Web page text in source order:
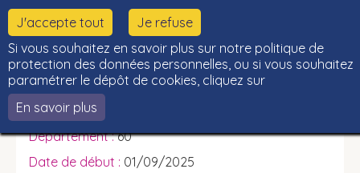
J'accepte tout
Je refuse
Si vous souhaitez en savoir plus sur notre politique de
protection des données personnelles, ou si vous souhaitez
paramétrer le dépôt de cookies, cliquez sur
En savoir plus
BAC Pro - Commercialisation et services
en restauration
INFA CFA Hauts-de-France - Site de
Gouvieux
Plus d'informations
Gouvieux
60
01/09/2025